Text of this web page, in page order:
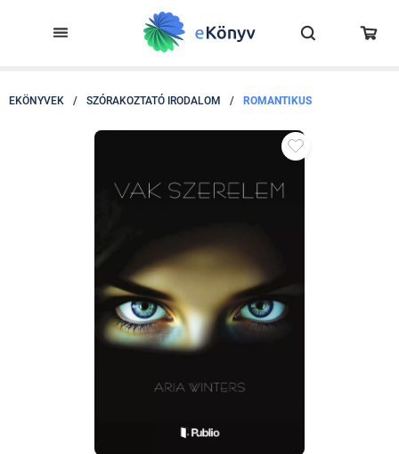
EKÖNYVEK / SZÓRAKOZTATÓ IRODALOM / ROMANTIKUS